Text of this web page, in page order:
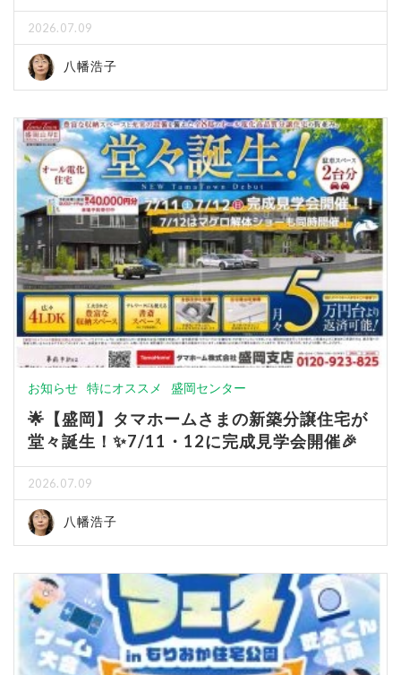
2026.07.09
八幡浩子
お知らせ 特にオススメ 盛岡センター
🌟【盛岡】タマホームさまの新築分譲住宅が
堂々誕生！✨7/11・12に完成見学会開催🎉
2026.07.09
八幡浩子